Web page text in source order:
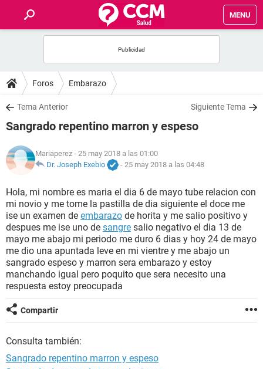
MENU
FOROS
SALUD
FAMILIA
NUTRICIÓN
BIENESTAR
SEXUALIDAD
GLOSARIO
Foros Embarazo
Tema Anterior Siguiente Tema
Sangrado repentino marron y espeso
Mariaperez - 25 may 2018 a las 01:00
Dr. Joseph Exebio
- 25 may 2018 a las 04:48
Hola, mi nombre es maria el dia 6 de mayo tube relacion con
mi novio y me tome la pastilla de dia siguiente el doce me
ise un examen de embarazo de horita y me salio positivo y
despues me ise uno de sangre salio negativo el dia 13 de
mayo me abajo mi periodo me duro 6 dias y hoy 24 de mayo
me dio una apuntada leve en mi vientre y me abajo un
sangrado espeso y marron sera embarazo y estoy
manchando igual pero poquito que sera necesito una
respuesta estoy preocupada
Compartir
Consulta también:
Sangrado repentino marron y espeso